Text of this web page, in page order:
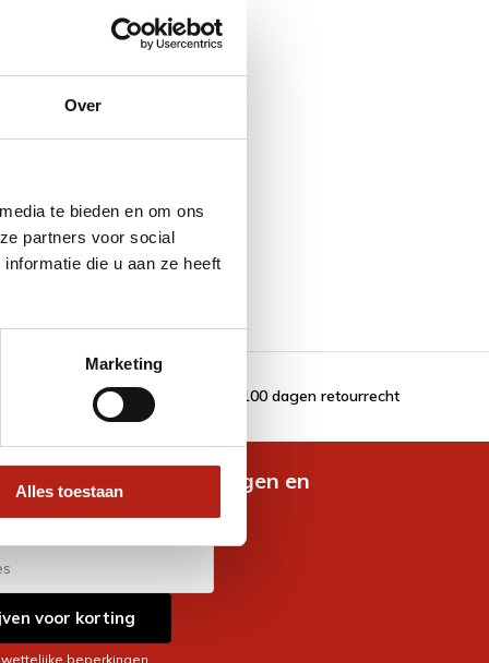
Over
te bieden en om ons
partners voor social
die u aan ze heeft
Marketing
Alles toestaan
100 dagen retourrecht
nieuwste aanbiedingen en
voor korting
beperkingen